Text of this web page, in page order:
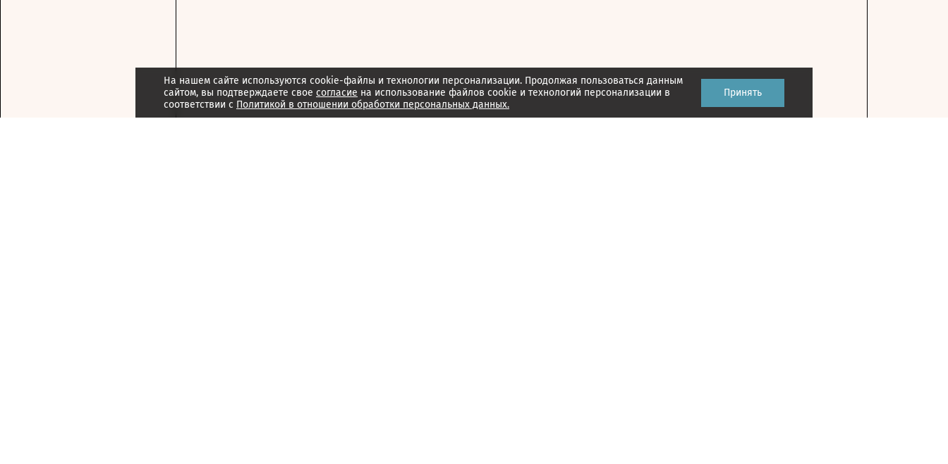
На нашем сайте используются cookie-файлы и технологии персонализации. Продолжая пользоваться данным
сайтом, вы подтверждаете свое согласие на использование файлов cookie и технологий персонализации в
соответствии с Политикой в отношении обработки персональных данных.
Принять